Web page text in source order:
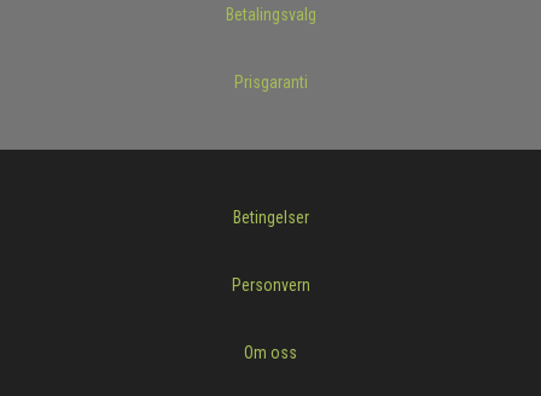
Betalingsvalg
Prisgaranti
Betingelser
Personvern
Om oss